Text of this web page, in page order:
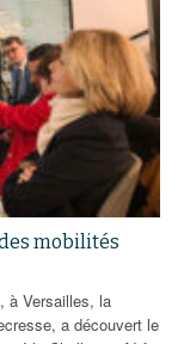
mobilités
à Versailles, la
a découvert le